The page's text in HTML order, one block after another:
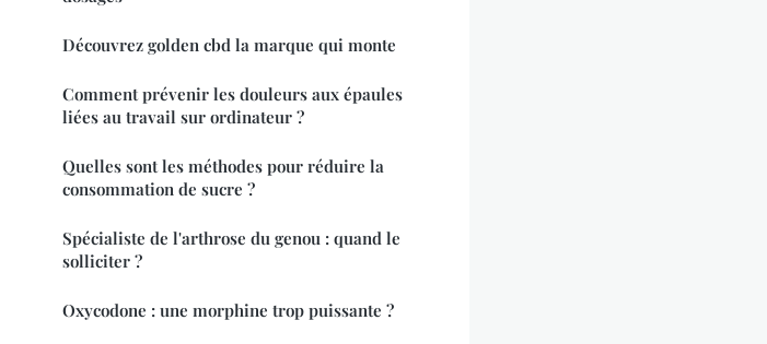
Découvrez golden cbd la marque qui monte
Comment prévenir les douleurs aux épaules
liées au travail sur ordinateur ?
Quelles sont les méthodes pour réduire la
consommation de sucre ?
Spécialiste de l'arthrose du genou : quand le
solliciter ?
Oxycodone : une morphine trop puissante ?